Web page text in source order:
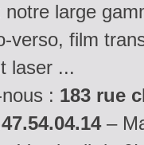
notre large
verso, film
laser ...
: 183 rue
–